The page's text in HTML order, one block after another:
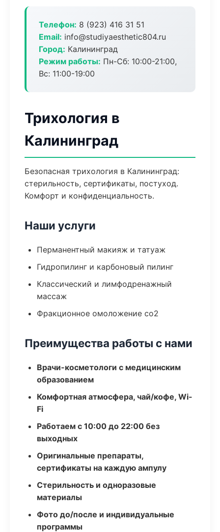
Телефон: 8 (923) 416 31 51
Email: info@studiyaesthetic804.ru
Город: Калининград
Режим работы: Пн-Сб: 10:00-21:00,
Вс: 11:00-19:00
Трихология в
Калининград
Безопасная трихология в Калининград:
стерильность, сертификаты, постуход.
Комфорт и конфиденциальность.
Наши услуги
Перманентный макияж и татуаж
Гидропилинг и карбоновый пилинг
Классический и лимфодренажный
массаж
Фракционное омоложение co2
Преимущества работы с нами
Врачи-косметологи с медицинским
образованием
Комфортная атмосфера, чай/кофе, Wi-
Fi
Работаем с 10:00 до 22:00 без
выходных
Оригинальные препараты,
сертификаты на каждую ампулу
Стерильность и одноразовые
материалы
Фото до/после и индивидуальные
программы